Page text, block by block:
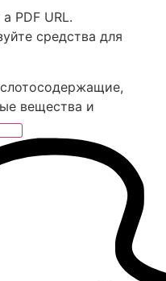
PDF URL.
средства для
вещества и